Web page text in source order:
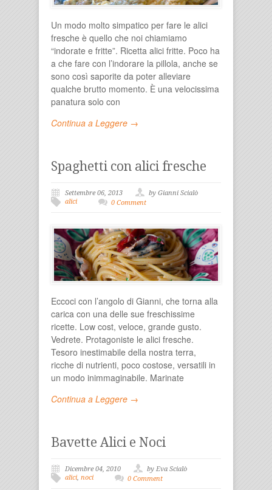
Un modo molto simpatico per fare le alici
fresche è quello che noi chiamiamo
“indorate e fritte”. Ricetta alici fritte. Poco ha
a che fare con l’indorare la pillola, anche se
sono così saporite da poter alleviare
qualche brutto momento. È una velocissima
panatura solo con
Continua a Leggere →
Spaghetti con alici fresche
Settembre 06, 2013
by Gianni Scialò
alici
0 Comment
Eccoci con l’angolo di Gianni, che torna alla
carica con una delle sue freschissime
ricette. Low cost, veloce, grande gusto.
Vedrete. Protagoniste le alici fresche.
Tesoro inestimabile della nostra terra,
ricche di nutrienti, poco costose, versatili in
un modo inimmaginabile. Marinate
Continua a Leggere →
Bavette Alici e Noci
Dicembre 04, 2010
by Eva Scialò
alici, noci 0 Comment